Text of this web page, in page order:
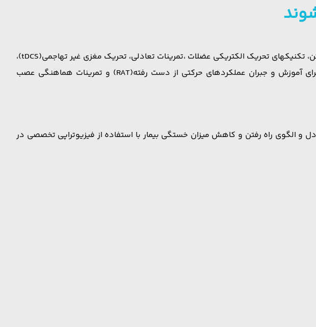
فیزیوتراپی پس از سکته مغزی با انجام تمرین های دامنه حرکتی و قدرتی، تمرینات تنفسی، آموزش راه رفتن، تکنیکهای تحریک الکتریکی عضلات ،تمرینات تعادلی، تحریک مغزی غیر تهاجمی(tDCS)،
تمرینات گروهی و مشارکت های اجتماعی، فناوری واقعیت مجازی(VR)، استفاده از روبات های کمکی برای آموزش و جبران عملکردهای حرکتی از دست رفته(RAT) و تمرینات هماهنگی عصب
و الگوی راه رفتن و کاهش میزان خستگی بیمار با استفاده از فیزیوتراپی تخصصی در